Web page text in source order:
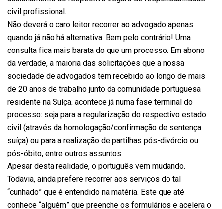
civil profissional.
Não deverá o caro leitor recorrer ao advogado apenas
quando já não há alternativa. Bem pelo contrário! Uma
consulta fica mais barata do que um processo. Em abono
da verdade, a maioria das solicitações que a nossa
sociedade de advogados tem recebido ao longo de mais
de 20 anos de trabalho junto da comunidade portuguesa
residente na Suíça, acontece já numa fase terminal do
processo: seja para a regularização do respectivo estado
civil (através da homologação/confirmação de sentença
suíça) ou para a realização de partilhas pós-divórcio ou
pós-óbito, entre outros assuntos.
Apesar desta realidade, o português vem mudando.
Todavia, ainda prefere recorrer aos serviços do tal
“cunhado” que é entendido na matéria. Este que até
conhece “alguém” que preenche os formulários e acelera o